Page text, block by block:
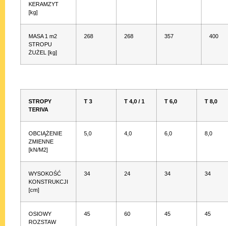
KERAMZYT
[kg]
MASA 1 m2
STROPU
ŻUŻEL [kg]
268 268 357 400
STROPY
TERIVA
T 3 T 4,0 / 1 T 6,0 T 8,0
OBCIĄŻENIE
ZMIENNE
[kN/M2]
5,0 4,0 6,0 8,0
WYSOKOŚĆ
KONSTRUKCJI
[cm]
34 24 34 34
OSIOWY
ROZSTAW
45 60 45 45